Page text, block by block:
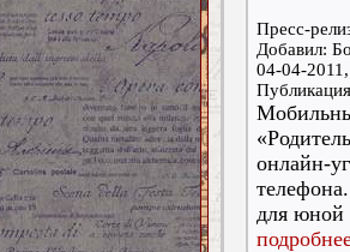
Пресс-
Добавил:
04-04-
онлайн-
для юной